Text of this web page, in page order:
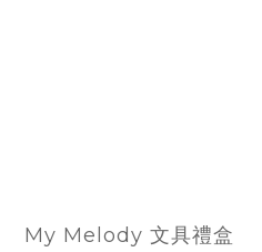
My Melody 文具禮盒